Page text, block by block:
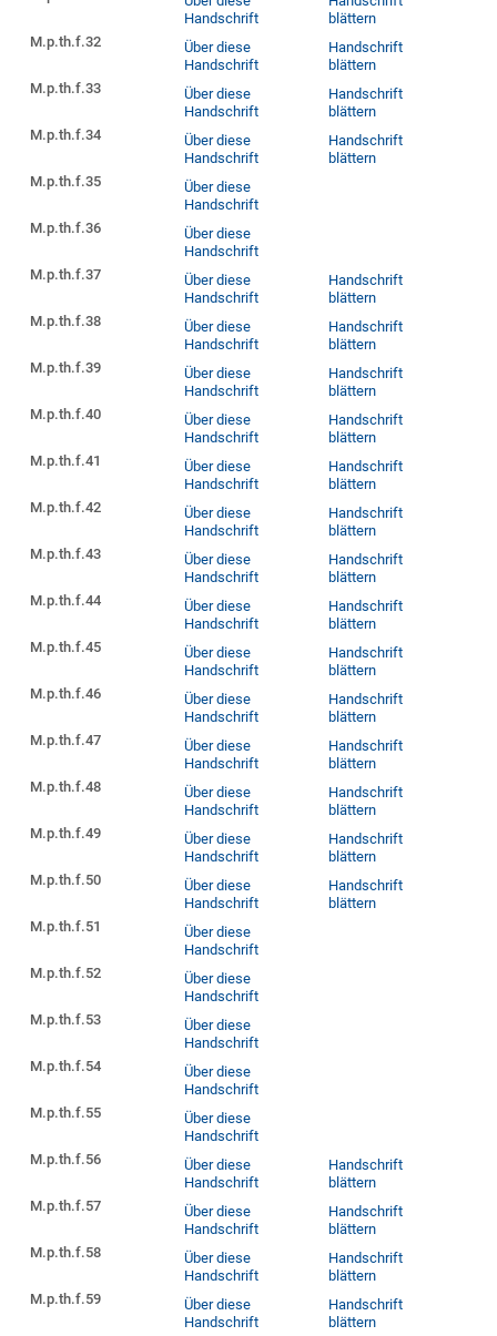
Handschrift
blättern
M.p.th.f.32
Über diese
Handschrift
Handschrift
blättern
M.p.th.f.33
Über diese
Handschrift
Handschrift
blättern
M.p.th.f.34
Über diese
Handschrift
Handschrift
blättern
M.p.th.f.35
Über diese
Handschrift
M.p.th.f.36
Über diese
Handschrift
M.p.th.f.37
Über diese
Handschrift
Handschrift
blättern
M.p.th.f.38
Über diese
Handschrift
Handschrift
blättern
M.p.th.f.39
Über diese
Handschrift
Handschrift
blättern
M.p.th.f.40
Über diese
Handschrift
Handschrift
blättern
M.p.th.f.41
Über diese
Handschrift
Handschrift
blättern
M.p.th.f.42
Über diese
Handschrift
Handschrift
blättern
M.p.th.f.43
Über diese
Handschrift
Handschrift
blättern
M.p.th.f.44
Über diese
Handschrift
Handschrift
blättern
M.p.th.f.45
Über diese
Handschrift
Handschrift
blättern
M.p.th.f.46
Über diese
Handschrift
Handschrift
blättern
M.p.th.f.47
Über diese
Handschrift
Handschrift
blättern
M.p.th.f.48
Über diese
Handschrift
Handschrift
blättern
M.p.th.f.49
Über diese
Handschrift
Handschrift
blättern
M.p.th.f.50
Über diese
Handschrift
Handschrift
blättern
M.p.th.f.51
Über diese
Handschrift
M.p.th.f.52
Über diese
Handschrift
M.p.th.f.53
Über diese
Handschrift
M.p.th.f.54
Über diese
Handschrift
M.p.th.f.55
Über diese
Handschrift
M.p.th.f.56
Über diese
Handschrift
Handschrift
blättern
M.p.th.f.57
Über diese
Handschrift
Handschrift
blättern
M.p.th.f.58
Über diese
Handschrift
Handschrift
blättern
M.p.th.f.59
Über diese
Handschrift
Handschrift
blättern